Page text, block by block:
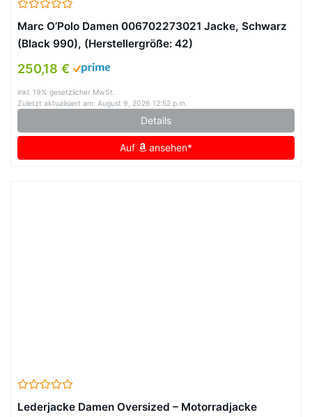
Marc O’Polo Damen 006702273021 Jacke, Schwarz
(Black 990), (Herstellergröße: 42)
250,18 €
inkl. 19% gesetzlicher MwSt.
Zuletzt aktualisiert am: August 9, 2026 12:52 p.m.
Details
Auf ansehen*
Lederjacke Damen Oversized – Motorradjacke